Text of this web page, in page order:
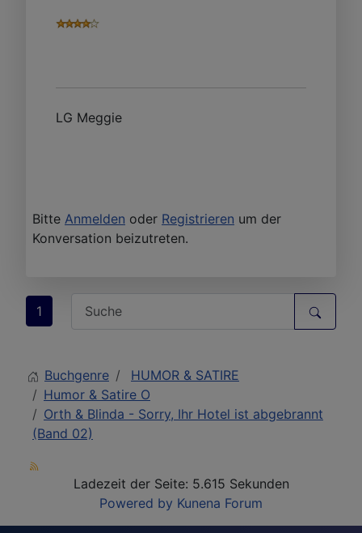
LG Meggie
Bitte Anmelden oder Registrieren um der
Konversation beizutreten.
1
Buchgenre
HUMOR & SATIRE
Humor & Satire O
Orth & Blinda - Sorry, Ihr Hotel ist abgebrannt
(Band 02)
Ladezeit der Seite: 5.615 Sekunden
Powered by Kunena Forum